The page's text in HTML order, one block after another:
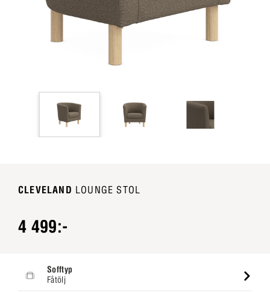
CLEVELAND LOUNGE STOL
4 499:-
Sofftyp
Fåtölj